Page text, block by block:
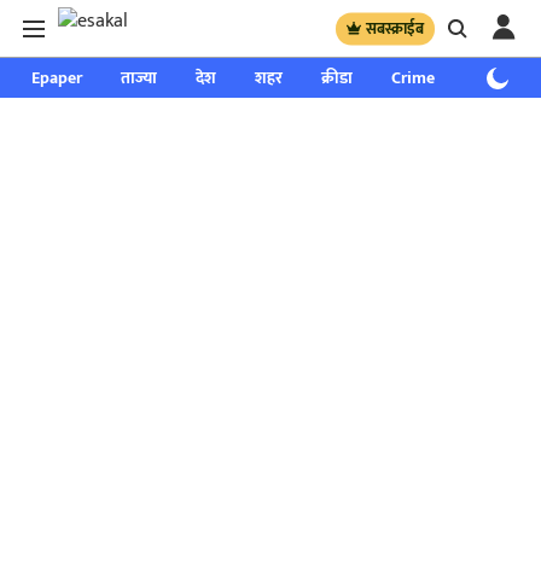
सबस्क्राईब
Epaper ताज्या देश शहर क्रीडा Crime साप्ताहिक